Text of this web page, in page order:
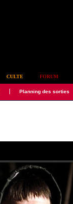
CULTE FORUM
Planning des sorties